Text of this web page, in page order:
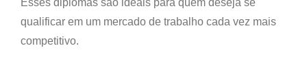
qualificar em um mercado de trabalho cada vez mais
competitivo.